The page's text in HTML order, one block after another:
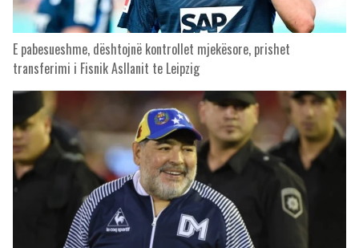
E pabesueshme, dështojnë kontrollet mjekësore, prishet
transferimi i Fisnik Asllanit te Leipzig